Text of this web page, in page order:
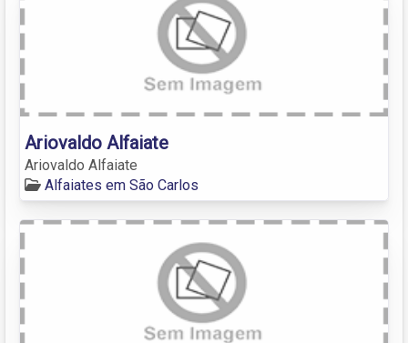
Ariovaldo Alfaiate
Ariovaldo Alfaiate
Alfaiates em São Carlos